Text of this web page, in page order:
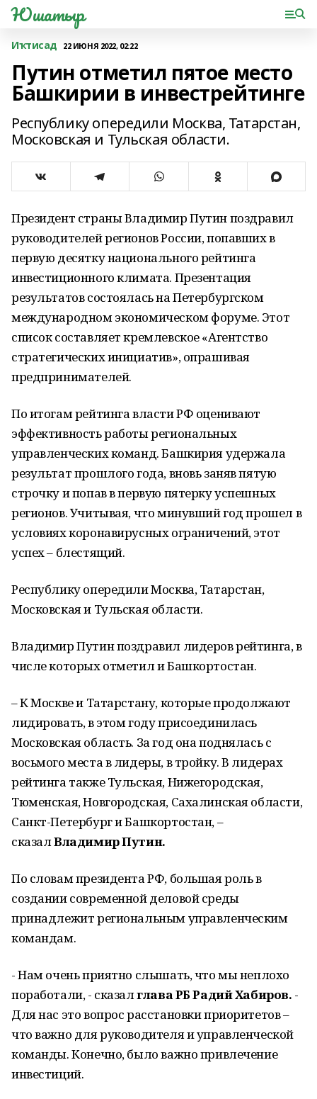
Юшатыр
Иҡтисад 22 ИЮНЯ 2022, 02:22
Путин отметил пятое место
Башкирии в инвестрейтинге
Республику опередили Москва, Татарстан,
Московская и Тульская области.
Президент страны Владимир Путин поздравил
руководителей регионов России, попавших в
первую десятку национального рейтинга
инвестиционного климата. Презентация
результатов состоялась на Петербургском
международном экономическом форуме. Этот
список составляет кремлевское «Агентство
стратегических инициатив», опрашивая
предпринимателей.
По итогам рейтинга власти РФ оценивают
эффективность работы региональных
управленческих команд. Башкирия удержала
результат прошлого года, вновь заняв пятую
строчку и попав в первую пятерку успешных
регионов. Учитывая, что минувший год прошел в
условиях коронавирусных ограничений, этот
успех – блестящий.
Республику опередили Москва, Татарстан,
Московская и Тульская области.
Владимир Путин поздравил лидеров рейтинга, в
числе которых отметил и Башкортостан.
– К Москве и Татарстану, которые продолжают
лидировать, в этом году присоединилась
Московская область. За год она поднялась с
восьмого места в лидеры, в тройку. В лидерах
рейтинга также Тульская, Нижегородская,
Тюменская, Новгородская, Сахалинская области,
Санкт-Петербург и Башкортостан, –
сказалВладимир Путин.
По словам президента РФ, большая роль в
создании современной деловой среды
принадлежит региональным управленческим
командам.
- Нам очень приятно слышать, что мы неплохо
поработали, - сказалглава РБ Радий Хабиров. -
Для нас это вопрос расстановки приоритетов –
что важно для руководителя и управленческой
команды. Конечно, было важно привлечение
инвестиций.